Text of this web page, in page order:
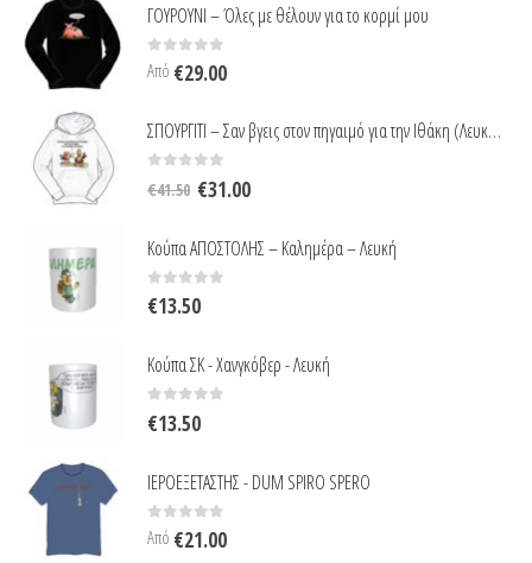
ΓΟΥΡΟΥΝΙ – Όλες με θέλουν για το κορμί μου
0 out of 5
Από €29.00
ΣΠΟΥΡΓΙΤΙ – Σαν βγεις στον πηγαιμό για την Ιθάκη (Λευκό)(L)
out of 5
€41.50 Original
€41.50.
€31.00Η
είναι:
Κούπα ΑΠΟΣΤΟΛΗΣ – Καλημέρα – Λευκή
0out of 5
€13.50
Κούπα ΣΚ - Χανγκόβερ - Λευκή
0out of 5
€13.50
ΙΕΡΟΕΞΕΤΑΣΤΗΣ - DUM SPIRO SPERO
0 out of 5
Από €21.00